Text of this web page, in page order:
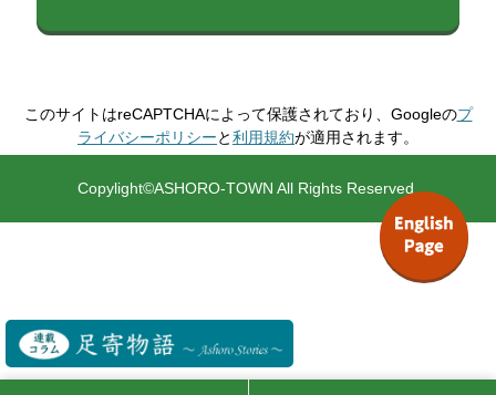
このサイトはreCAPTCHAによって保護されており、Googleのプ
ライバシーポリシーと利用規約が適用されます。
Copylight©ASHORO-TOWN All Rights Reserved.